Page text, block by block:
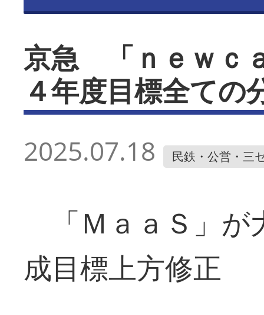
京急 「ｎｅｗｃ
４年度目標全ての
2025.07.18 民鉄・公営・三
「ＭａａＳ」
成目標上方修正